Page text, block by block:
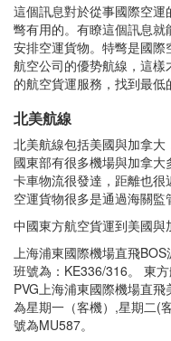
這個訊息對於從事國際空
彆有用的。有瞭這個訊息就
安排空運貨物。特彆是國
航空公司的優势航線，這
的航空貨運服務，找到最低
北美航線
北美航線包括美國與加拿
國東部有很多機場與加拿
卡車物流很發達，距離也
空運貨物很多是通過海關監
中國東方航空貨運到美國與
上海浦東國際機場直飛
班號為：KE336/316。 東
PVG上海浦東國際機場直
為星期一（客機）,星期二(
號為MU587。